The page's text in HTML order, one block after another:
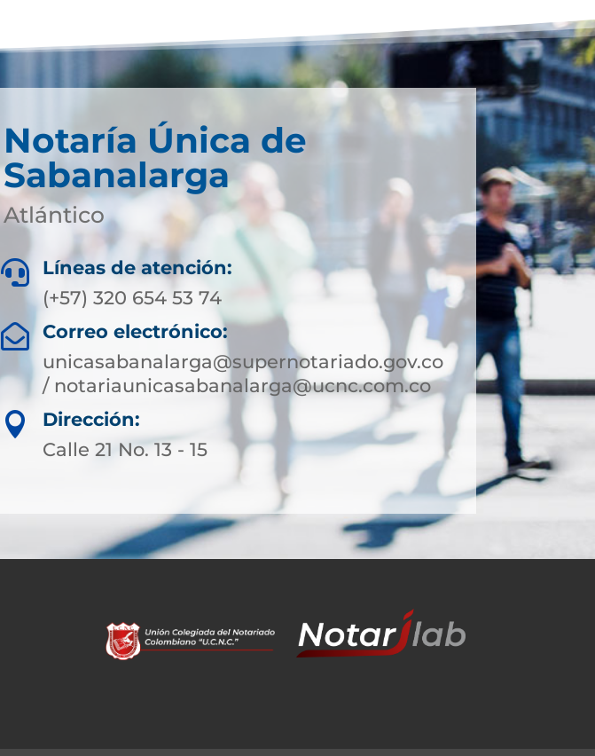
Notaría Única de
Sabanalarga
Atlántico

Líneas de atención:
(+57) 320 654 53 74

Correo electrónico:
unicasabanalarga@supernotariado.gov.co
/ notariaunicasabanalarga@ucnc.com.co

Dirección:
Calle 21 No. 13 - 15